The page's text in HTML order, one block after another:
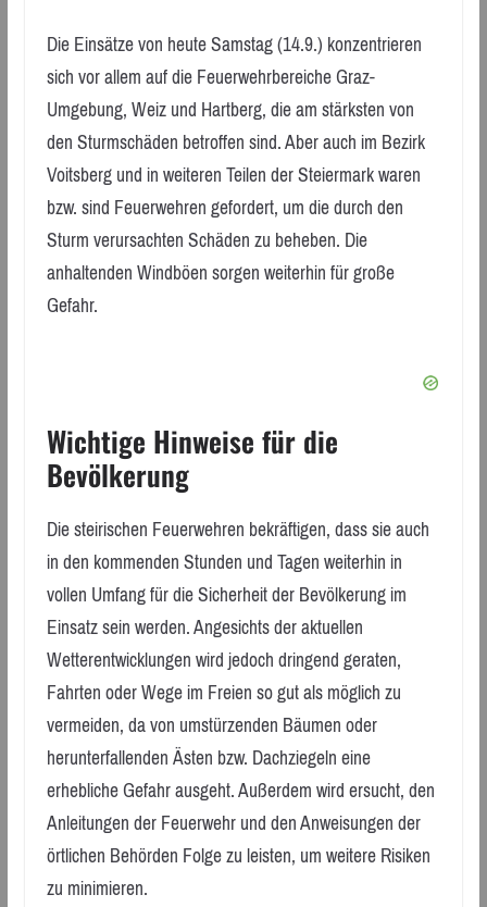
Die Einsätze von heute Samstag (14.9.) konzentrieren
sich vor allem auf die Feuerwehrbereiche Graz-
Umgebung, Weiz und Hartberg, die am stärksten von
den Sturmschäden betroffen sind. Aber auch im Bezirk
Voitsberg und in weiteren Teilen der Steiermark waren
bzw. sind Feuerwehren gefordert, um die durch den
Sturm verursachten Schäden zu beheben. Die
anhaltenden Windböen sorgen weiterhin für große
Gefahr.
Wichtige Hinweise für die
Bevölkerung
Die steirischen Feuerwehren bekräftigen, dass sie auch
in den kommenden Stunden und Tagen weiterhin in
vollen Umfang für die Sicherheit der Bevölkerung im
Einsatz sein werden. Angesichts der aktuellen
Wetterentwicklungen wird jedoch dringend geraten,
Fahrten oder Wege im Freien so gut als möglich zu
vermeiden, da von umstürzenden Bäumen oder
herunterfallenden Ästen bzw. Dachziegeln eine
erhebliche Gefahr ausgeht. Außerdem wird ersucht, den
Anleitungen der Feuerwehr und den Anweisungen der
örtlichen Behörden Folge zu leisten, um weitere Risiken
zu minimieren.